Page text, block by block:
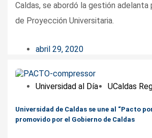
Caldas, se abordó la gestión
de Proyección Universitaria.
abril 29, 2020
Universidad al Día UCaldas
Universidad de Caldas se une al “Pacto
promovido por el Gobierno de Caldas